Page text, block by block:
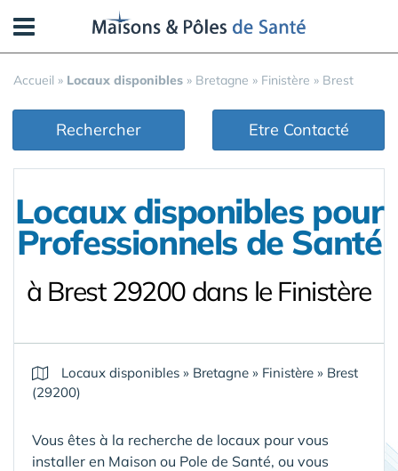
Accueil » Locaux disponibles » Bretagne » Finistère » Brest
Rechercher Etre Contacté
Locaux disponibles pour
Professionnels de Santé
à Brest 29200 dans le Finistère
Locaux disponibles » Bretagne » Finistère » Brest
(29200)
Vous êtes à la recherche de locaux pour vous
installer en Maison ou Pole de Santé, ou vous
Panneau de gestion des cookies